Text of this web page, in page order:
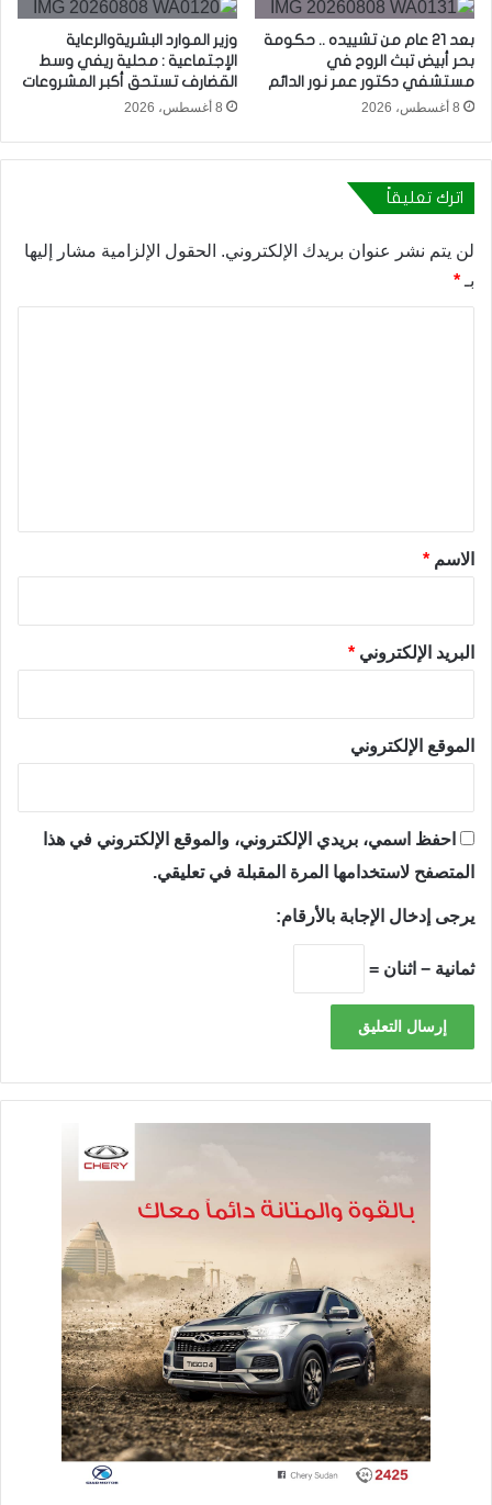
بعد 21 عام من تشييده .. حكومة
بحر أبيض تبث الروح في
مستشفي دكتور عمر نور الدائم
8 أغسطس، 2026
وزير الموارد البشريةوالرعاية
الإجتماعية : محلية ريفي وسط
القضارف تستحق أكبر المشروعات
8 أغسطس، 2026
اترك تعليقاً
لن يتم نشر عنوان بريدك الإلكتروني. الحقول الإلزامية مشار إليها
بـ *
*الاسم *
البريد الإلكتروني *
الموقع الإلكتروني
احفظ اسمي، بريدي الإلكتروني، والموقع الإلكتروني في هذا
المتصفح لاستخدامها المرة المقبلة في تعليقي.
يرجى إدخال الإجابة بالأرقام:
ثمانية − اثنان =